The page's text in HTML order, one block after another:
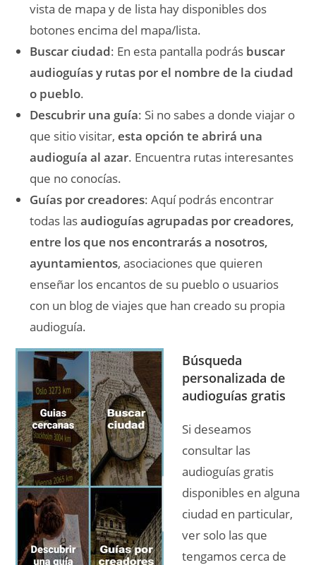
vista de mapa y de lista hay disponibles dos
botones encima del mapa/lista.
Buscar ciudad: En esta pantalla podrás buscar
audioguías y rutas por el nombre de la ciudad
o pueblo.
Descubrir una guía: Si no sabes a donde viajar o
que sitio visitar,esta opción te abrirá una
audioguía al azar. Encuentra rutas interesantes
que no conocías.
Guías por creadores: Aquí podrás encontrar
todas lasaudioguías agrupadas por creadores,
entre los que nos encontrarás a nosotros,
ayuntamientos, asociaciones que quieren
enseñar los encantos de su pueblo o usuarios
con un blog de viajes que han creado su propia
audioguía.
Búsqueda
personalizada de
audioguías gratis
Si deseamos
consultar las
audioguías gratis
disponibles en alguna
ciudad en particular,
ver solo las que
tengamos cerca de